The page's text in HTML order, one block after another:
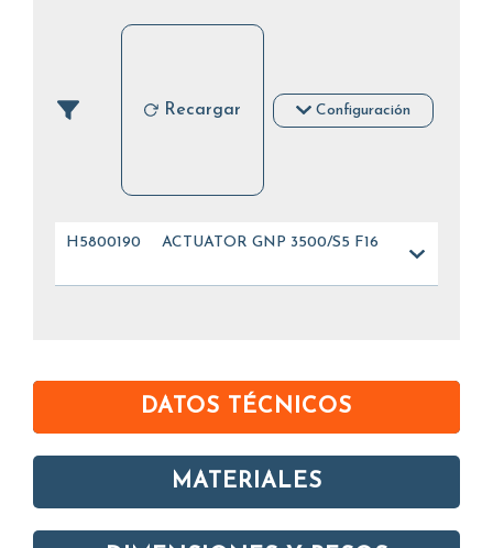
Recargar Configuración
H5800190 ACTUATOR GNP 3500/S5 F16
DATOS TÉCNICOS
MATERIALES